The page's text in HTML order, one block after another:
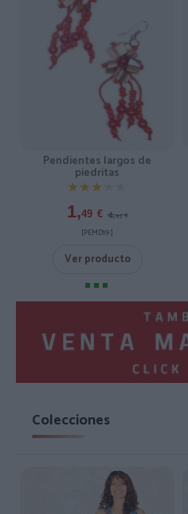
Pendientes largos de
piedritas
★★★★★
★★★★★
1,49 € 4,95 €
[PEMD19 ]
Ver producto
Colecciones